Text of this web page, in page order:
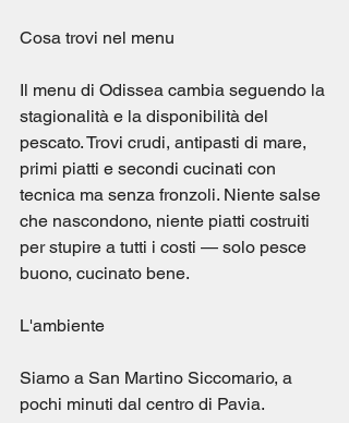
Cosa trovi nel menu
Il menu di Odissea cambia seguendo la
stagionalità e la disponibilità del
pescato. Trovi crudi, antipasti di mare,
primi piatti e secondi cucinati con
tecnica ma senza fronzoli. Niente salse
che nascondono, niente piatti costruiti
per stupire a tutti i costi — solo pesce
buono, cucinato bene.
L'ambiente
Siamo a San Martino Siccomario, a
pochi minuti dal centro di Pavia.